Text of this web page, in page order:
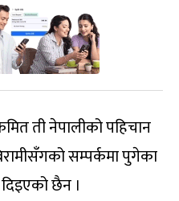
ती नेपालीको पहिचान
सम्पर्कमा पुगेका
छैन ।